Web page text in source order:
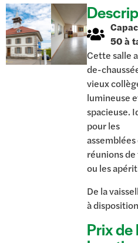
50 à
Cette salle
de-
vieux
lumineuse
spacieuse.
pour les
réunions
ou les
De la
à
Prix de